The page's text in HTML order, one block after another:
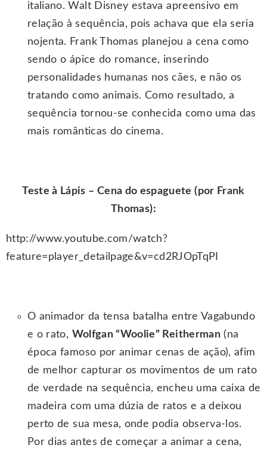
italiano. Walt Disney estava apreensivo em
relação à sequência, pois achava que ela seria
nojenta. Frank Thomas planejou a cena como
sendo o ápice do romance, inserindo
personalidades humanas nos cães, e não os
tratando como animais. Como resultado, a
sequência tornou-se conhecida como uma das
mais românticas do cinema.
Teste à Lápis – Cena do espaguete (por Frank
Thomas):
http://www.youtube.com/watch?
feature=player_detailpage&v=cd2RJOpTqPI
O animador da tensa batalha entre Vagabundo
e o rato, Wolfgan “Woolie” Reitherman(na
época famoso por animar cenas de ação), afim
de melhor capturar os movimentos de um rato
de verdade na sequência, encheu uma caixa de
madeira com uma dúzia de ratos e a deixou
perto de sua mesa, onde podia observa-los.
Por dias antes de começar a animar a cena,